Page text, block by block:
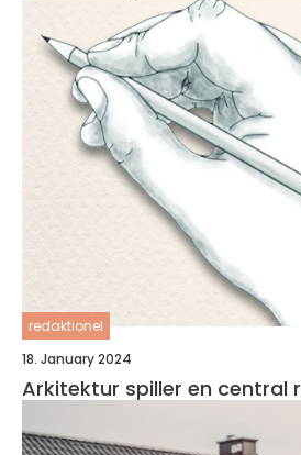
redaktionel
18. January 2024
Arkitektur spiller en central